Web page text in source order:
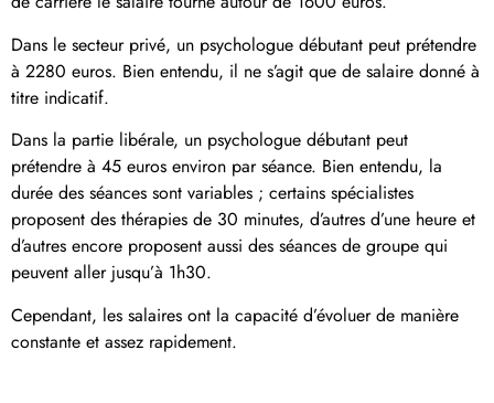
Dans le secteur privé, un psychologue débutant peut prétendre
à 2280 euros. Bien entendu, il ne s’agit que de salaire donné à
titre indicatif.
Dans la partie libérale, un psychologue débutant peut
prétendre à 45 euros environ par séance. Bien entendu, la
durée des séances sont variables ; certains spécialistes
proposent des thérapies de 30 minutes, d’autres d’une heure et
d’autres encore proposent aussi des séances de groupe qui
peuvent aller jusqu’à 1h30.
Cependant, les salaires ont la capacité d’évoluer de manière
constante et assez rapidement.